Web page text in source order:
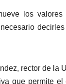
los
rector de
que permite